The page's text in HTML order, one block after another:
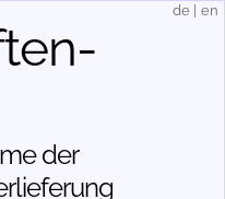
der
de en